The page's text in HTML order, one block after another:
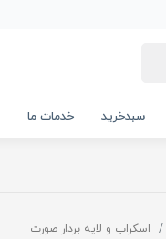
سبدخرید خدمات ما
اسکراب و لایه بردار صورت